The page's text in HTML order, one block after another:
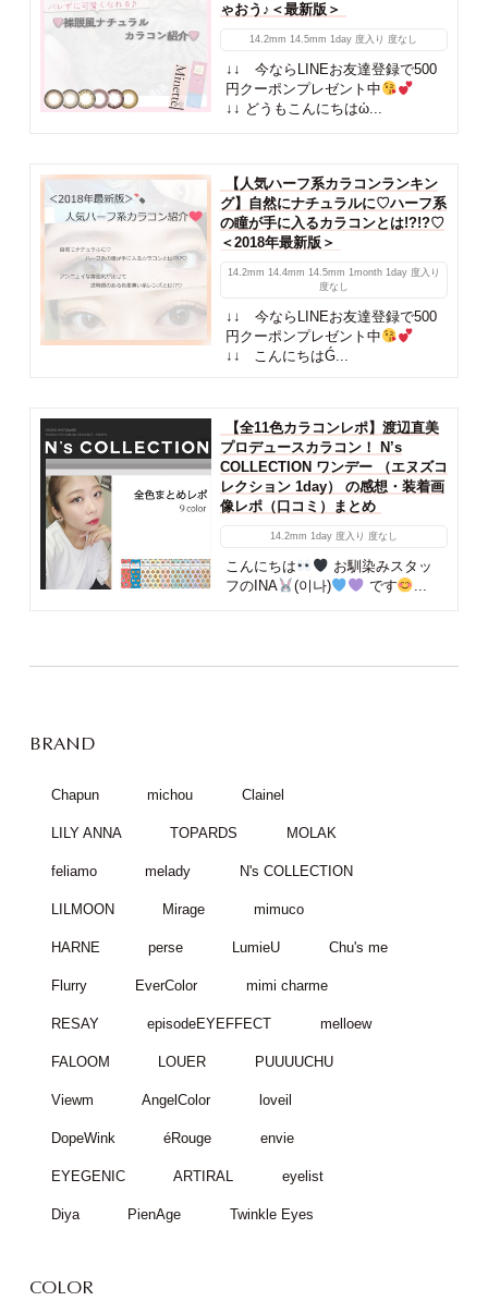
ゃおう♪＜最新版＞
14.2mm 14.5mm 1day 度入り 度なし
↓↓ 今ならLINEお友達登録で500
円クーポンプレゼント中
↓↓ どうもこんにちはὠ...
【人気ハーフ系カラコンランキン
グ】自然にナチュラルに♡ハーフ系
の瞳が手に入るカラコンとは!?!?♡
＜2018年最新版＞
14.2mm 14.4mm 14.5mm 1month 1day 度入り
度なし
↓↓ 今ならLINEお友達登録で500
円クーポンプレゼント中
↓↓ こんにちはǴ...
【全11色カラコンレポ】渡辺直美
プロデュースカラコン！ N’s
COLLECTION ワンデー （エヌズコ
レクション 1day） の感想・装着画
像レポ（口コミ）まとめ
14.2mm 1day 度入り 度なし
こんにちは
お馴染みスタッ
フのINA
(이나) です ...
BRAND
Chapun michou Clainel
LILY ANNA TOPARDS MOLAK
feliamo melady N's COLLECTION
LILMOON Mirage mimuco
HARNE perse LumieU Chu's me
Flurry EverColor mimi charme
RESAY episodeEYEFFECT melloew
FALOOM LOUER PUUUUCHU
Viewm AngelColor loveil
DopeWink éRouge envie
EYEGENIC ARTIRAL eyelist
Diya PienAge Twinkle Eyes
COLOR